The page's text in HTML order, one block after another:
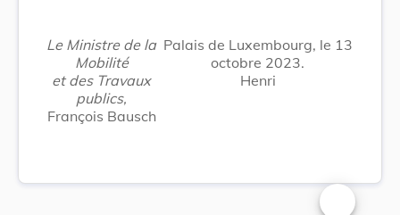
Le Ministre de la
Mobilité
et des Travaux
publics,
François Bausch
Palais de Luxembourg, le 13
octobre 2023.
Henri